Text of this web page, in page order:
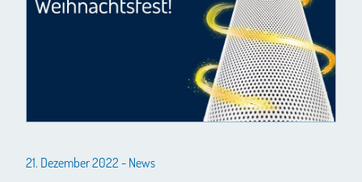
21. Dezember 2022 - News